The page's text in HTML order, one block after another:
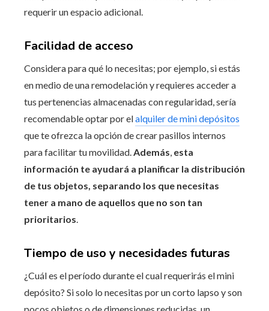
requerir un espacio adicional.
Facilidad de acceso
Considera para qué lo necesitas; por ejemplo, si estás
en medio de una remodelación y requieres acceder a
tus pertenencias almacenadas con regularidad, sería
recomendable optar por elalquiler de mini depósitos
que te ofrezca la opción de crear pasillos internos
para facilitar tu movilidad.Además, esta
información te ayudará a planificar la distribución
de tus objetos, separando los que necesitas
tener a mano de aquellos que no son tan
prioritarios.
Tiempo de uso y necesidades futuras
¿Cuál es el período durante el cual requerirás el mini
depósito? Si solo lo necesitas por un corto lapso y son